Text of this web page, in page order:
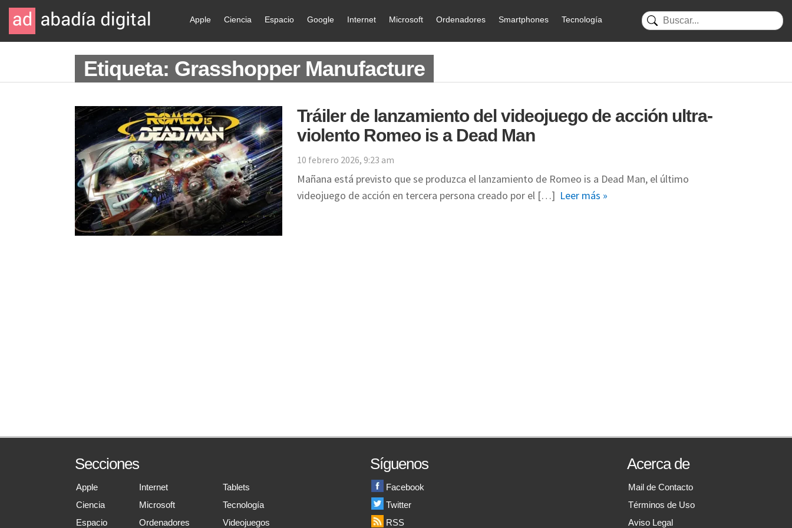
Apple Ciencia Espacio Google Internet Microsoft Ordenadores Smartphones Tecnología
Etiqueta: Grasshopper Manufacture
Tráiler de lanzamiento del videojuego de acción ultra-
violento Romeo is a Dead Man
10 febrero 2026, 9:23 am
Mañana está previsto que se produzca el lanzamiento de Romeo is a Dead Man, el último
videojuego de acción en tercera persona creado por el […] Leer más »
Secciones
Apple
Ciencia
Espacio
Internet
Microsoft
Ordenadores
Tablets
Tecnología
Videojuegos
Síguenos
Facebook
Twitter
RSS
Acerca de
Mail de Contacto
Términos de Uso
Aviso Legal